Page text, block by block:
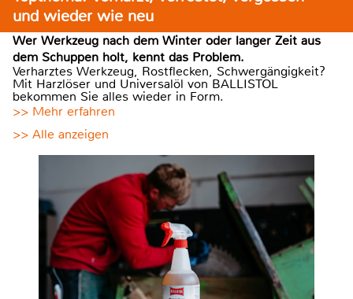
und wieder wie neu
Wer Werkzeug nach dem Winter oder langer Zeit aus
dem Schuppen holt, kennt das Problem.
Verharztes Werkzeug, Rostflecken, Schwergängigkeit?
Mit Harzlöser und Universalöl von BALLISTOL
bekommen Sie alles wieder in Form.
>> Mehr erfahren
>> Alle anzeigen